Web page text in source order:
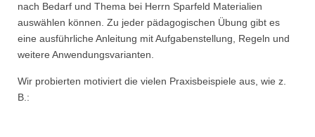
nach Bedarf und Thema bei Herrn Sparfeld Materialien
auswählen können. Zu jeder pädagogischen Übung gibt es
eine ausführliche Anleitung mit Aufgabenstellung, Regeln und
weitere Anwendungsvarianten.
Wir probierten motiviert die vielen Praxisbeispiele aus, wie z.
B.: